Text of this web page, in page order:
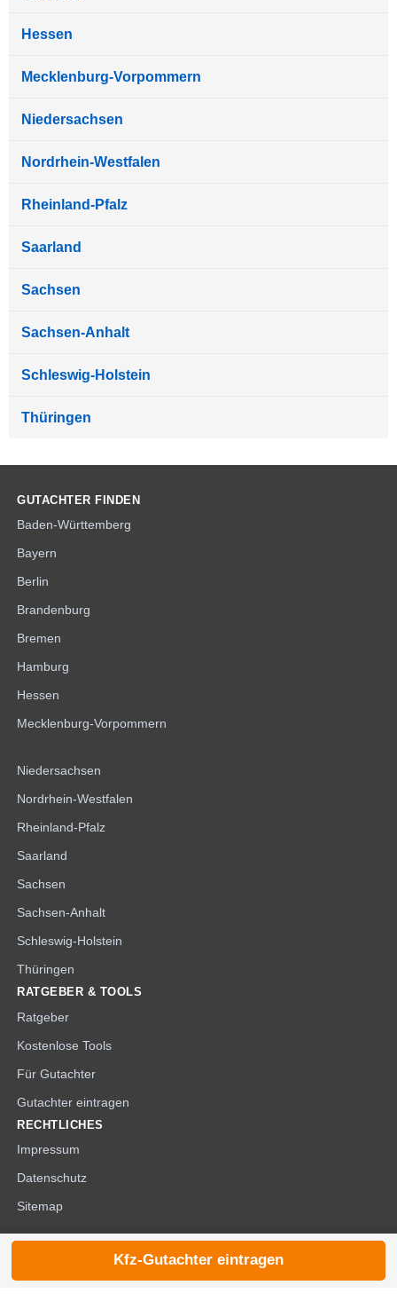
Hessen
Mecklenburg-Vorpommern
Niedersachsen
Nordrhein-Westfalen
Rheinland-Pfalz
Saarland
Sachsen
Sachsen-Anhalt
Schleswig-Holstein
Thüringen
GUTACHTER FINDEN
Baden-Württemberg
Bayern
Berlin
Brandenburg
Bremen
Hamburg
Hessen
Mecklenburg-Vorpommern
Niedersachsen
Nordrhein-Westfalen
Rheinland-Pfalz
Saarland
Sachsen
Sachsen-Anhalt
Schleswig-Holstein
Thüringen
RATGEBER & TOOLS
Ratgeber
Kostenlose Tools
Für Gutachter
Gutachter eintragen
RECHTLICHES
Impressum
Datenschutz
Sitemap
© 2026 die-kfzgutachter.de |
Kfz-Gutachter eintragen